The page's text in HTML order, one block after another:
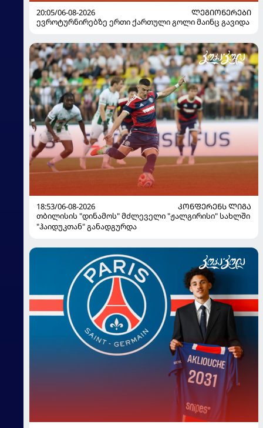
20:05/06-08-2026
ᲚᲔᲒᲘᲝᲜᲔᲠᲔᲑᲘ
ევროტურნირებზე ერთი ქართული გოლი მაინც გავიდა
18:53/06-08-2026
ᲙᲝᲜᲤᲔᲠᲔᲜᲡ ᲚᲘᲒᲐ
თბილისის "დინამოს" მძლეველი "ჟალგირისი" სახლში
"ჰაიდუკთან" განადგურდა